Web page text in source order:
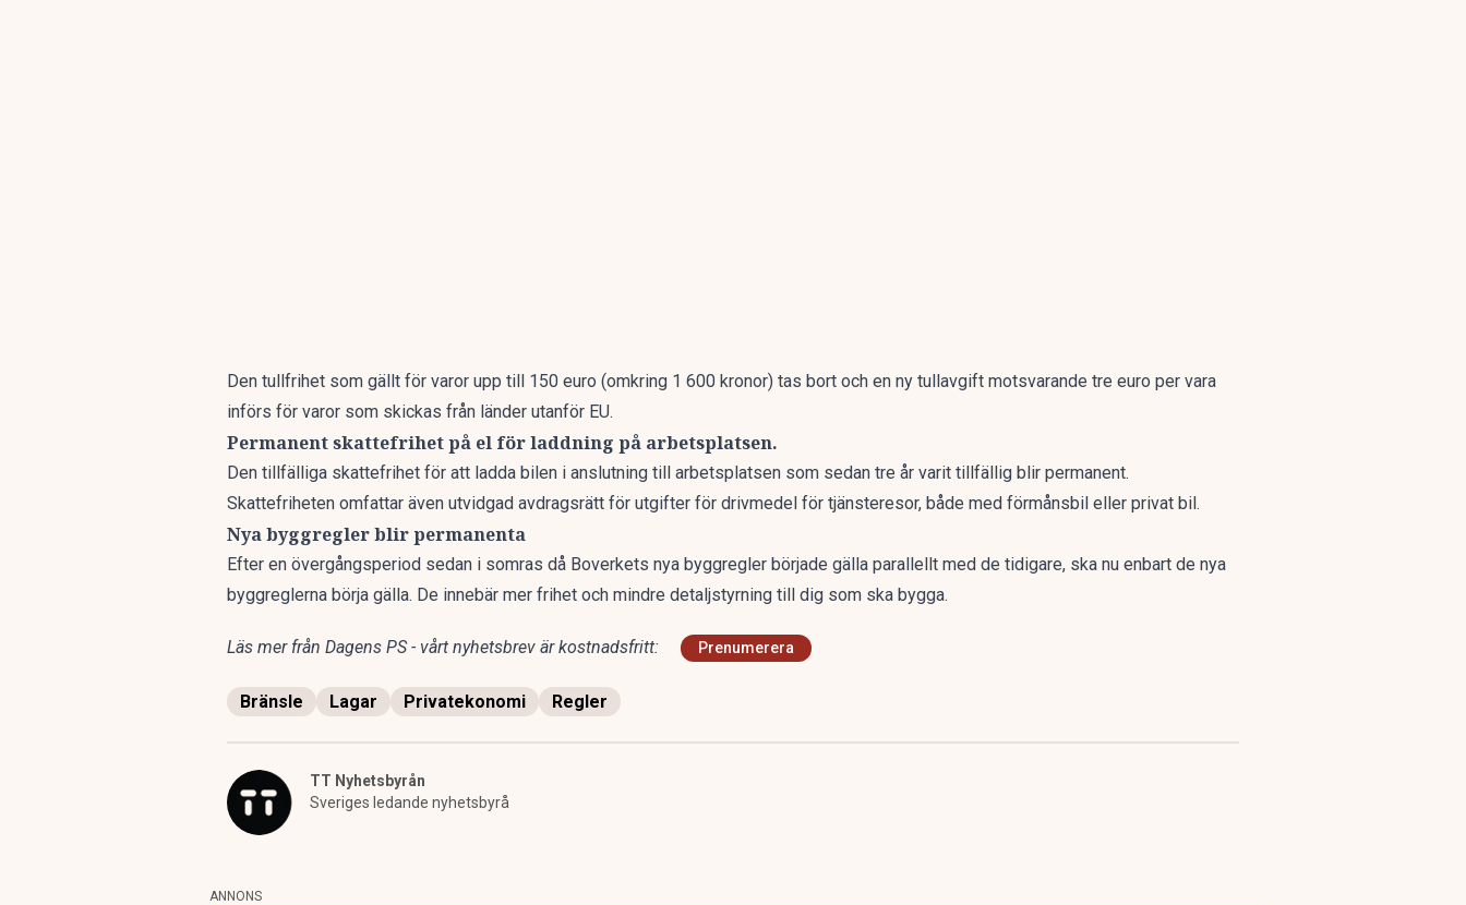
Den tullfrihet som gällt för varor upp till 150 euro (omkring 1 600 kronor) tas bort och en ny tullavgift motsvarande tre euro per vara
införs för varor som skickas från länder utanför EU.
Permanent skattefrihet på el för laddning på arbetsplatsen.
Den tillfälliga skattefrihet för att ladda bilen i anslutning till arbetsplatsen som sedan tre år varit tillfällig blir permanent.
Skattefriheten omfattar även utvidgad avdragsrätt för utgifter för drivmedel för tjänsteresor, både med förmånsbil eller privat bil.
Nya byggregler blir permanenta
Efter en övergångsperiod sedan i somras då Boverkets nya byggregler började gälla parallellt med de tidigare, ska nu enbart de nya
byggreglerna börja gälla. De innebär mer frihet och mindre detaljstyrning till dig som ska bygga.
Läs mer från Dagens PS - vårt nyhetsbrev är kostnadsfritt: Prenumerera
Bränsle Lagar Privatekonomi Regler
TT Nyhetsbyrån
Sveriges ledande nyhetsbyrå
ANNONS